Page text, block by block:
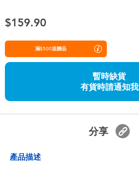
夏日用品
嬰兒及學前玩具
人氣角色
$159.90
滿$500送贈品
暫時缺貨
有貨時請通知我
分享
產品描述